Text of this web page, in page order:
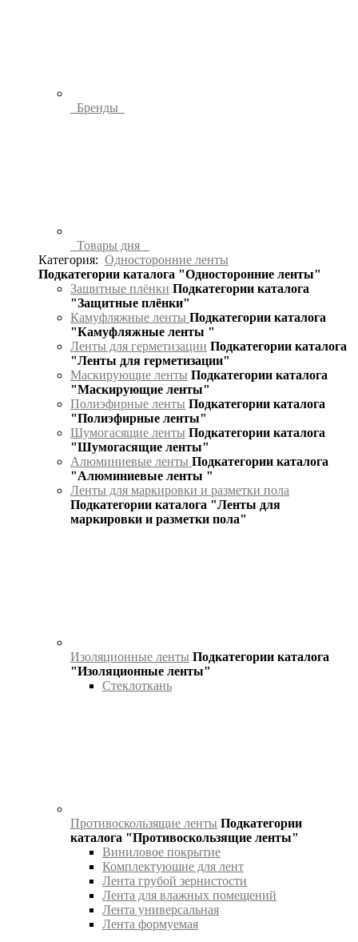
Бренды
Товары дня
Категория: Односторонние ленты
Подкатегории каталога "Односторонние ленты"
Защитные плёнки Подкатегории каталога
"Защитные плёнки"
Камуфляжные ленты Подкатегории каталога
"Камуфляжные ленты "
Ленты для герметизации Подкатегории каталога
"Ленты для герметизации"
Маскирующие ленты Подкатегории каталога
"Маскирующие ленты"
Полиэфирные ленты Подкатегории каталога
"Полиэфирные ленты"
Шумогасящие ленты Подкатегории каталога
"Шумогасящие ленты"
Алюминиевые ленты Подкатегории каталога
"Алюминиевые ленты "
Ленты для маркировки и разметки пола
Подкатегории каталога "Ленты для
маркировки и разметки пола"
Изоляционные ленты Подкатегории каталога
"Изоляционные ленты"
Стеклоткань
Противоскользящие ленты Подкатегории
каталога "Противоскользящие ленты"
Виниловое покрытие
Комплектуюшие для лент
Лента грубой зернистости
Лента для влажных помещений
Лента универсальная
Лента формуемая